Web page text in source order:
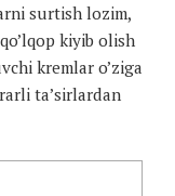
surtish lozim,
kiyib olish
kremlar o’ziga
ta’sirlardan